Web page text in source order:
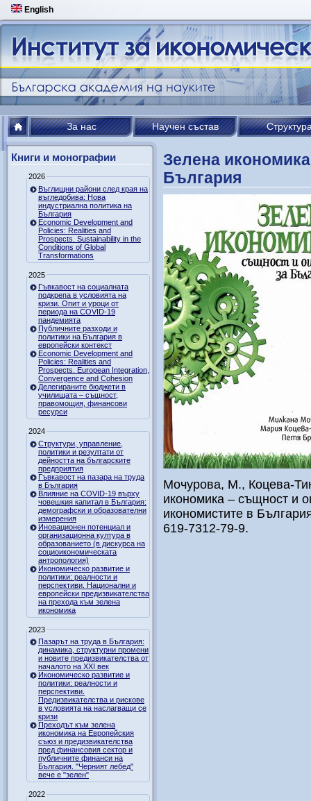
English
За нас Научен състав
Книги и монографии
2026
Въглищни райони след края на
въгледобива: Нова
индустриална политика на
България
Economic Development and
Policies: Realities and
Prospects. Sustainability in the
Conditions of Global
Transformations
2025
Гъвкавост на социалната
подкрепа в условията на
кризи. Опит и уроци от
периода на COVID-19
пандемията
Публичните разходи и
политики на България в
европейски контекст
Economic Development and
Policies: Realities and
Prospects. European Integration,
Convergence and Cohesion
Делегираните бюджети в
училищата – същност,
правомощия, финансови
ресурси
2024
Структури, управление,
политики и резултати от
дейността на българските
предприятия
Гъвкавост на пазара на труда
в България
Влияние на COVID-19 върху
човешкия капитал в България:
демографски и образователни
измерения
Иновационен потенциал и
организационна култура в
образованието (в дискурса на
социоикономическата
антропология)
Икономическо развитие и
политики: реалности и
перспективи. Национални и
европейски предизвикателства
на прехода към зелена
икономика
2023
Пазарът на труда в България:
динамика, структурни промени
и новите предизвикателства от
началото на XXI век
Икономическо развитие и
политики: реалности и
перспективи.
Предизвикателства и рискове
в условията на наслагващи се
кризи
Преходът към зелена
икономика на Европейския
съюз и предизвикателства
пред финансовия сектор и
публичните финанси на
България. "Черният лебед"
вече е "зелен"
2022
Зелена
България
Мочурова, М., Коцева-
икономика – същност и
икономистите в
619-7312-79-9.